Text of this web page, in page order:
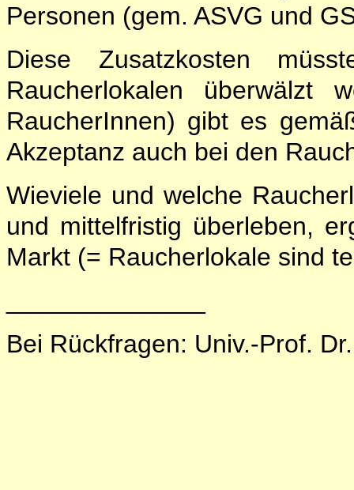
Personen (gem. ASVG und
Diese Zusatzkosten
Raucherlokalen überwälzt
RaucherInnen) gibt es
Akzeptanz auch bei den
Wieviele und welche
und mittelfristig überleben,
Markt (= Raucherlokale sind
Bei Rückfragen: Univ.-Prof.